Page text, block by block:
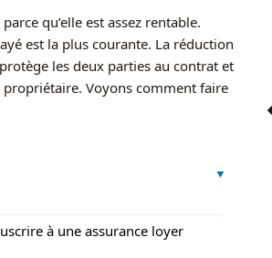
qu’elle est assez rentable.
est la plus courante. La réduction
les deux parties au contrat et
Voyons comment faire
à une assurance loyer